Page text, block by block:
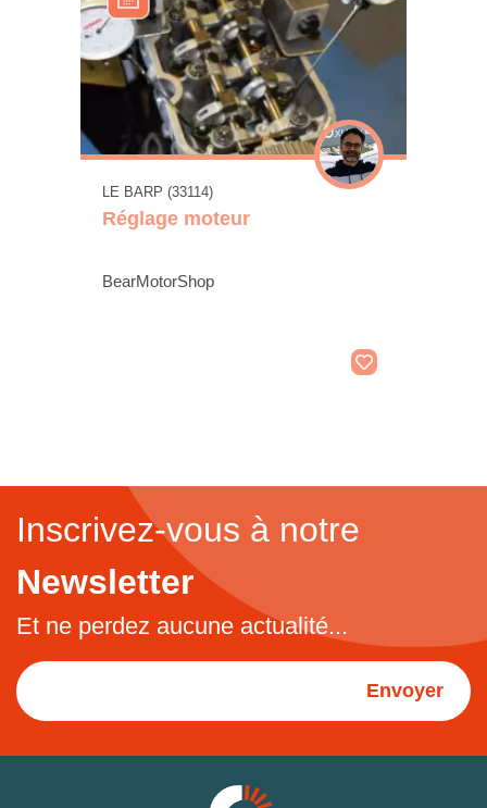
LE BARP (33114)
Réglage moteur
BearMotorShop
Inscrivez-vous à notre
Newsletter
Et ne perdez aucune actualité...
Envoyer